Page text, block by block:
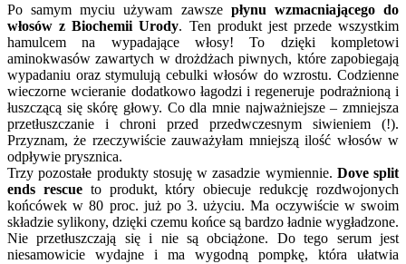
Po samym myciu używam zawsze płynu wzmacniającego do
włosów z Biochemii Urody. Ten produkt jest przede wszystkim
hamulcem na wypadające włosy! To dzięki kompletowi
aminokwasów zawartych w drożdżach piwnych, które zapobiegają
wypadaniu oraz stymulują cebulki włosów do wzrostu. Codzienne
wieczorne wcieranie dodatkowo łagodzi i regeneruje podrażnioną i
łuszczącą się skórę głowy. Co dla mnie najważniejsze – zmniejsza
przetłuszczanie i chroni przed przedwczesnym siwieniem (!).
Przyznam, że rzeczywiście zauważyłam mniejszą ilość włosów w
odpływie prysznica.
Trzy pozostałe produkty stosuję w zasadzie wymiennie. Dove split
ends rescue to produkt, który obiecuje redukcję rozdwojonych
końcówek w 80 proc. już po 3. użyciu. Ma oczywiście w swoim
składzie sylikony, dzięki czemu końce są bardzo ładnie wygładzone.
Nie przetłuszczają się i nie są obciążone. Do tego serum jest
niesamowicie wydajne i ma wygodną pompkę, która ułatwia